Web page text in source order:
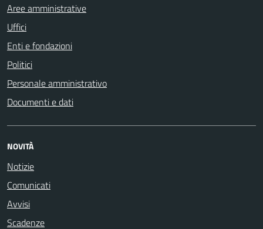
Aree amministrative
Uffici
Enti e fondazioni
Politici
Personale amministrativo
Documenti e dati
NOVITÀ
Notizie
Comunicati
Avvisi
Scadenze